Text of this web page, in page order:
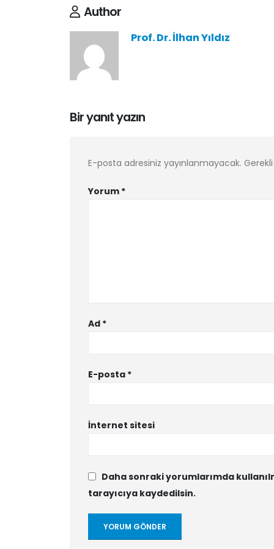
Author
Prof. Dr. İlhan Yıldız
Bir yanıt yazın
E-posta adresiniz yayınlanmayacak.
Yorum *
Ad *
E-posta *
İnternet sitesi
Daha sonraki yorumlarımda
tarayıcıya kaydedilsin.